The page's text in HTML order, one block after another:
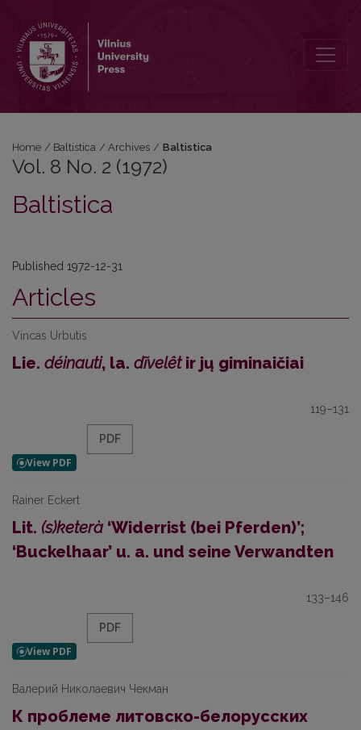
Home / Baltistica / Archives / Baltistica
Vol. 8 No. 2 (1972)
Baltistica
Published 1972-12-31
Articles
Vincas Urbutis
Lie. déinauti, la. dĩvelêtir jų giminaičiai
119–131
PDF
Rainer Eckert
Lit. (s)keterà ‘Widerrist (bei Pferden)’;
‘Buckelhaar’ u. a. und seine Verwandten
133–146
PDF
Валерий Николаевич Чекман
К проблеме литовско-белорусских